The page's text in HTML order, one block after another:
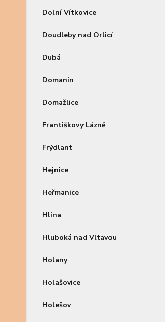
Dolní Vítkovice
Doudleby nad Orlicí
Dubá
Domanín
Domažlice
Františkovy Lázně
Frýdlant
Hejnice
Heřmanice
Hlína
Hluboká nad Vltavou
Holany
Holašovice
Holešov